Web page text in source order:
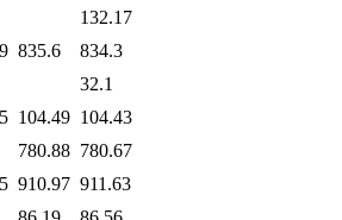
132.17
835.6
834.3
32.1
104.49 104.43
780.88 780.67
910.97 911.63